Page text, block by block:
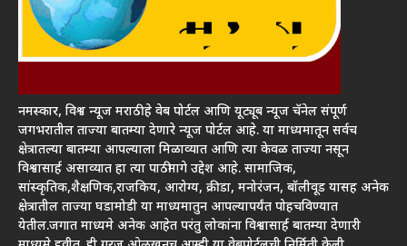
नमस्कार, विश्व न्यूज मराठी हे वेब पोर्टल आणि यूट्यूब न्यूज चॅनेल संपूर्ण
जगभरातील ताज्या बातम्या देणारे न्यूज पोर्टल आहे. या माध्यमातून सर्वच
क्षेत्रातल्या बातम्या आपल्याला मिळाव्यात आणि त्या केवळ ताज्या नसून
विश्वासार्ह असाव्यात हा त्या पाठीमागे उद्देश आहे. सामाजिक,
सांस्कृतिक,शैक्षणिक,राजकिय, आरोग्य, क्रीडा, मनोरंजन, बॉलीवूड यासह अनेक
क्षेत्रातील ताज्या घडामोडी या माध्यमातुन आपल्यापर्यंत पोहचविण्यात
येतील.जगात माध्यमे अनेक आहेत परंतु लोकांना विश्वासार्ह बातम्या देणारी